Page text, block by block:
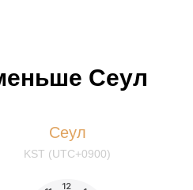
Сеул
Сеул
KST (UTC+0900)